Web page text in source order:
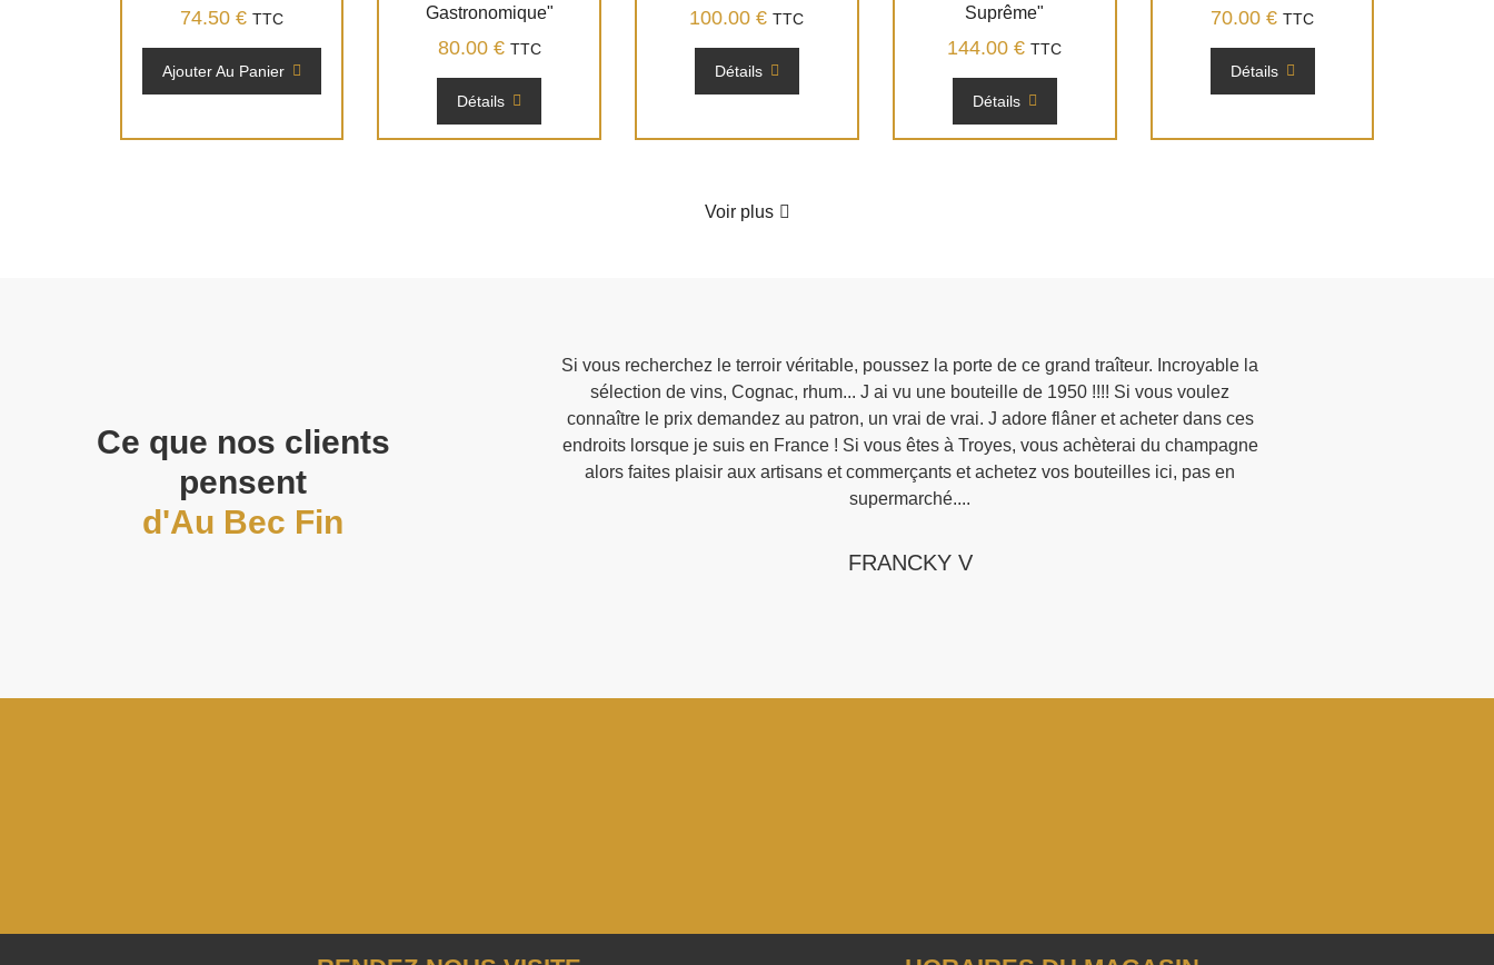
74.50 € TTC
Ajouter Au Panier
Gastronomique"
80.00 € TTC
Détails
100.00€ TTC
Détails
Suprême"
144.00€ TTC
Détails
70.00€ TTC
Détails
Voir plus
Ce que nos clients
pensent
d'Au Bec Fin
Si vous recherchez le terroir véritable, poussez la porte de ce grand traîteur. Incroyable la
sélection de vins, Cognac, rhum... J ai vu une bouteille de 1950 !!!! Si vous voulez
connaître le prix demandez au patron, un vrai de vrai. J adore flâner et acheter dans ces
endroits lorsque je suis en France ! Si vous êtes à Troyes, vous achèterai du champagne
alors faites plaisir aux artisans et commerçants et achetez vos bouteilles ici, pas en
supermarché....
FRANCKY V